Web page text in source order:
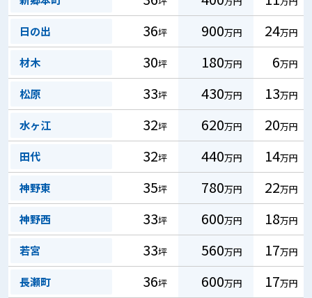
日の出 36坪 900万円 24万円
材木 30坪 180万円 6万円
松原 33坪 430万円 13万円
水ヶ江 32坪 620万円 20万円
田代 32坪 440万円 14万円
神野東 35坪 780万円 22万円
神野西 33坪 600万円 18万円
若宮 33坪 560万円 17万円
長瀬町 36坪 600万円 17万円